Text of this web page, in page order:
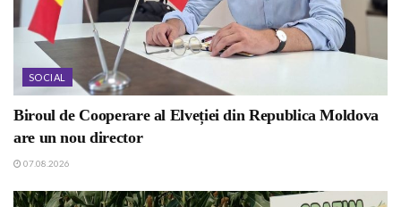
SOCIAL
Biroul de Cooperare al Elveției din Republica Moldova
are un nou director
07.08.2026